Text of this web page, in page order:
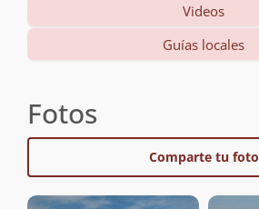
Videos
Guías locales
Fotos
Comparte tu foto